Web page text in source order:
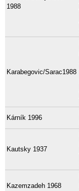
1988
Karabegovic/Sarac1988
Kárník 1996
Kautsky 1937
Kazemzadeh 1968